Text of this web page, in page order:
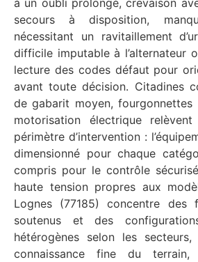
secours à disposition,
nécessitant un ravitaillement
difficile imputable à l’alternateur
lecture des codes défaut pour
avant toute décision. Citadines
de gabarit moyen,
motorisation électrique
périmètre d’intervention :
dimensionné pour chaque
compris pour le contrôle
haute tension propres aux
Lognes (77185) concentre des
soutenus et des
hétérogènes selon les
connaissance fine du terrain,